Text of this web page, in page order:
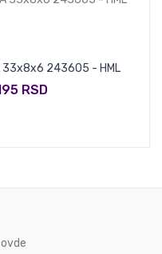
33x8x6 243605 - HML
RSD